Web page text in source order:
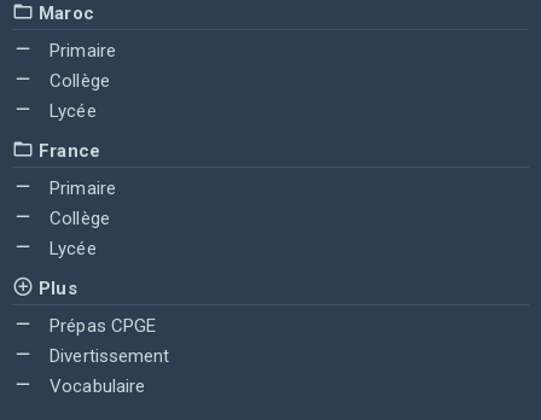
Maroc
Primaire
Collège
Lycée
France
Primaire
Collège
Lycée
Plus
Prépas CPGE
Divertissement
Vocabulaire